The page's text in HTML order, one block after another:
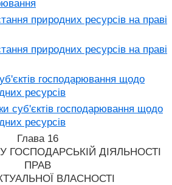
природних ресурсів на праві
природних ресурсів на праві
господарювання щодо
ресурсів
суб'єктів господарювання щодо
ресурсів
Глава 16
ГОСПОДАРСЬКІЙ ДІЯЛЬНОСТІ
ПРАВ
ВЛАСНОСТІ